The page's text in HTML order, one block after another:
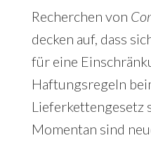
Recherchen von
decken auf, dass
für eine
Haftungsregeln
Lieferkettengesetz
Momentan sind